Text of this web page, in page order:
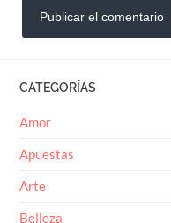
CATEGORÍAS
Amor
Apuestas
Arte
Belleza